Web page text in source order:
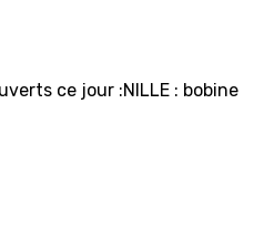
ce jour :NILLE : bobine